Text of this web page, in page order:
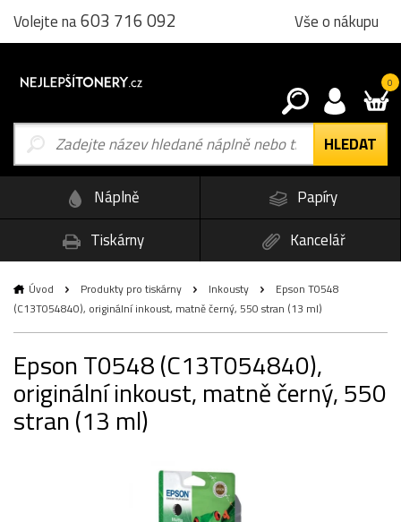
Volejte na603 716 092 Vše o nákupu
0
Náplně
Papíry
Tiskárny
Kancelář
Úvod Produkty pro tiskárny Inkousty
Epson T0548
(C13T054840), originální inkoust, matně černý, 550 stran (13 ml)
Epson T0548 (C13T054840),
originální inkoust, matně černý, 550
stran (13 ml)